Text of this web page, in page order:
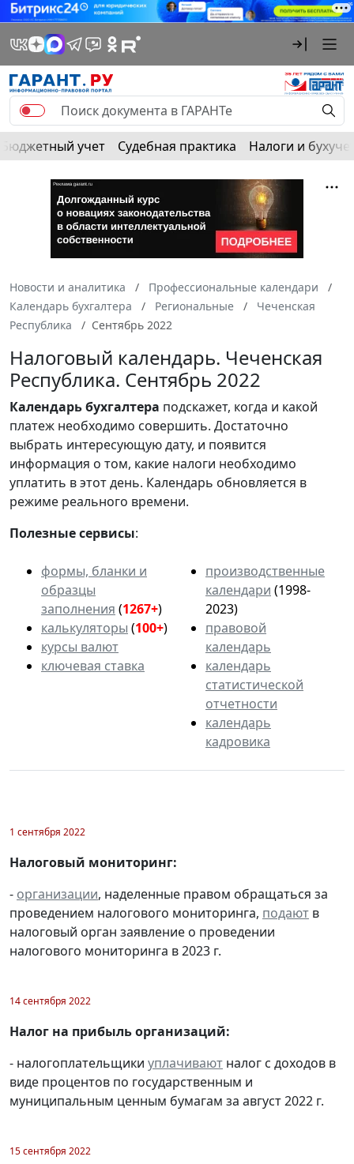
Бюджетный учет Судебная практика Налоги и
Новости и аналитика
Профессиональные календари
Календарь бухгалтера
Региональные
Чеченская
Республика
Сентябрь 2022
Налоговый календарь. Чеченская
Республика. Сентябрь 2022
Календарьбухгалтера подскажет, когда и какой
платеж необходимо совершить. Достаточно
выбрать интересующую дату, и появится
информация о том, какие налоги необходимо
уплатить в этот день. Календарь обновляется в
режиме реального времени.
Полезные сервисы:
формы, бланки и
образцы
заполнения (1267+)
калькуляторы (100+)
курсы валют
ключевая ставка
производственные
календари (1998-
2023)
правовой
календарь
календарь
статистической
отчетности
календарь
кадровика
1 сентября 2022
Налоговый мониторинг:
- организации, наделенные правом обращаться за
проведением налогового мониторинга, подают в
налоговый орган заявление о проведении
налогового мониторинга в 2023 г.
14 сентября 2022
Налог на прибыль организаций:
- налогоплательщики уплачивают налог с доходов в
виде процентов по государственным и
муниципальным ценным бумагам за август 2022 г.
15 сентября 2022